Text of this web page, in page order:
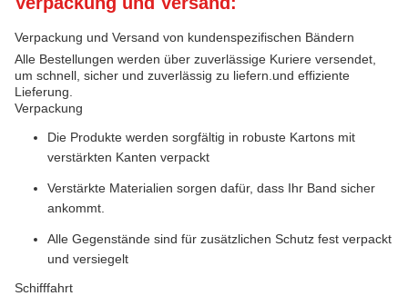
Verpackung und Versand von kundenspezifischen Bändern
Alle Bestellungen werden über zuverlässige Kuriere versendet,
um schnell, sicher und zuverlässig zu liefern.und effiziente
Lieferung.
Verpackung
Die Produkte werden sorgfältig in robuste Kartons mit
verstärkten Kanten verpackt
Verstärkte Materialien sorgen dafür, dass Ihr Band sicher
ankommt.
Alle Gegenstände sind für zusätzlichen Schutz fest verpackt
und versiegelt
Schifffahrt